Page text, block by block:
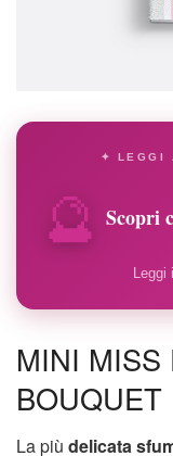
🔮
✦ LEGGI
Scopri
Leggi
MINI MISS
BOUQUET
La più delicata